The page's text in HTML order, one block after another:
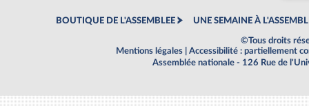
BOUTIQUE DE L'ASSEMBLEE UNE SEMAINE À
©Tous droits
Mentions légales
Accessibilité : partiellement
Assemblée nationale - 126 Rue de